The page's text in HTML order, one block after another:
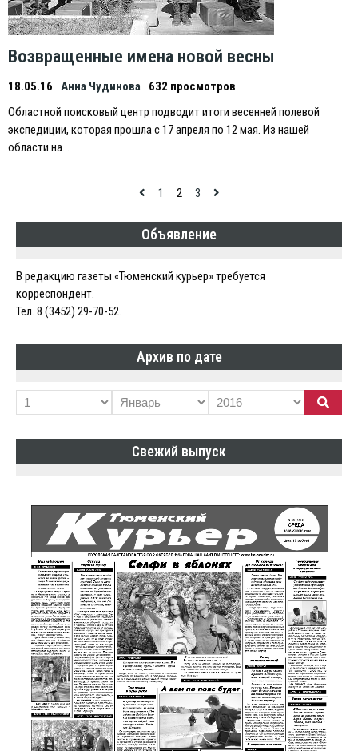
Возвращенные имена новой весны
18.05.16 Анна Чудинова
632 просмотров
Областной поисковый центр подводит итоги весенней полевой
экспедиции, которая прошла с 17 апреля по 12 мая. Из нашей
области на…
по
записям
1 2 3
Объявление
В редакцию газеты «Тюменский курьер» требуется
корреспондент.
Тел. 8 (3452) 29-70-52.
Архив по дате
Свежий выпуск